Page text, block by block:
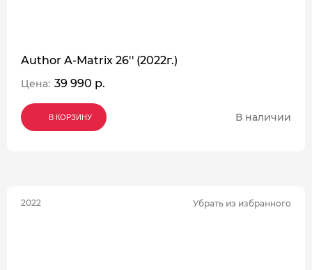
Author A-Matrix 26'' (2022г.)
Цена: 39 990 р.
В КОРЗИНУ
В КОРЗИНУ
В КОРЗИНУ В наличии
2022 Убрать из избранного